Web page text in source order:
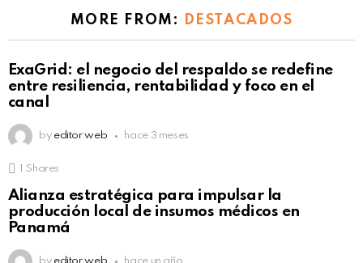
MORE FROM: DESTACADOS
ExaGrid: el negocio del respaldo se redefine
entre resiliencia, rentabilidad y foco en el
canal
by editor web hace 3 meses
Shares
Alianza estratégica para impulsar la
producción local de insumos médicos en
Panamá